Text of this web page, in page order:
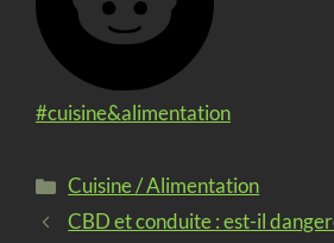
#cuisine&alimentation
Catégories
Cuisine / Alimentation
CBD et conduite : est-il